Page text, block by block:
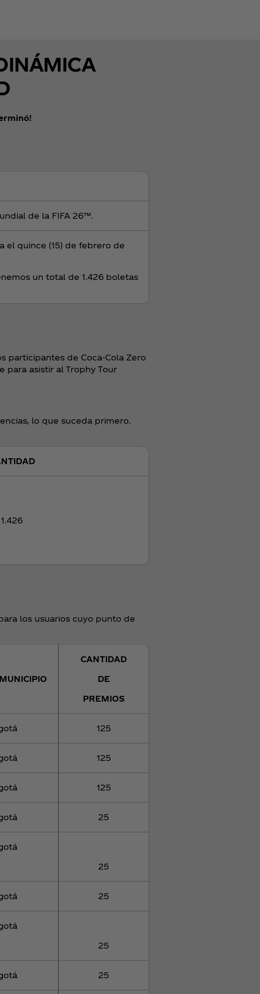
de la FIFA 26™.
el quince (15) de febrero de
un total de 1.426 boletas
participantes de Coca‑Cola Zero
para asistir al Trophy Tour
lo que suceda primero.
1.426
los usuarios cuyo punto de
CANTIDAD
DE
PREMIOS
125
125
125
25
25
25
25
25